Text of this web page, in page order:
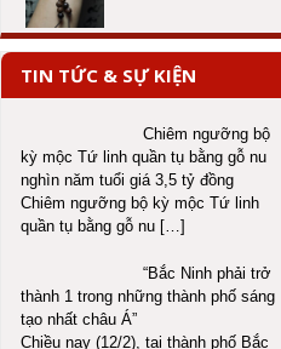
TIN TỨC & SỰ KIỆN
Chiêm ngưỡng bộ
kỳ mộc Tứ linh quần tụ bằng gỗ nu
nghìn năm tuổi giá 3,5 tỷ đồng
Chiêm ngưỡng bộ kỳ mộc Tứ linh
quần tụ bằng gỗ nu […]
“Bắc Ninh phải trở
thành 1 trong những thành phố sáng
tạo nhất châu Á”
Chiều nay (12/2), tại thành phố Bắc